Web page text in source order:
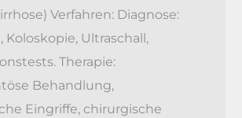
Verfahren: Diagnose:
Koloskopie, Ultraschall,
Therapie:
Behandlung,
Eingriffe, chirurgische